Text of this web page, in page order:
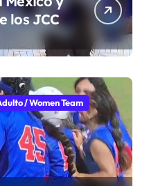
los JCC
/ Women Team